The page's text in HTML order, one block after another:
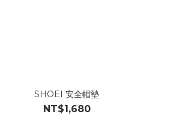
SHOEI 安全帽墊
NT$1,680